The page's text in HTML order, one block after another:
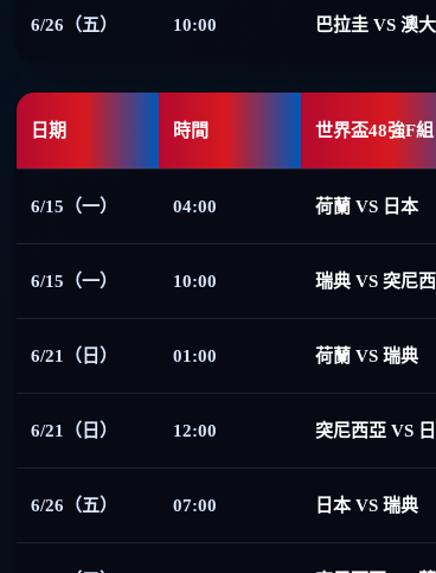
6/26（五） 10:00 巴拉圭 VS 澳
日期 時間 世界盃48強F組
6/15（一） 04:00 荷蘭 VS 日本
6/15（一） 10:00 瑞典 VS 突尼
6/21（日） 01:00 荷蘭 VS 瑞典
6/21（日） 12:00 突尼西亞 VS
6/26（五） 07:00 日本 VS 瑞典